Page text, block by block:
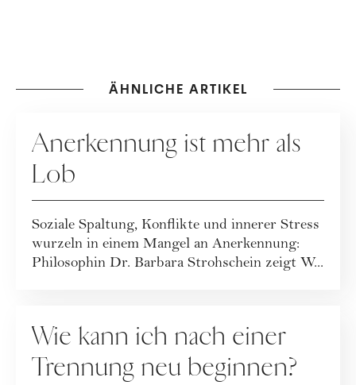
ÄHNLICHE ARTIKEL
Anerkennung ist mehr als
Lob
Soziale Spaltung, Konflikte und innerer Stress
wurzeln in einem Mangel an Anerkennung:
Philosophin Dr. Barbara Strohschein zeigt W...
Wie kann ich nach einer
Trennung neu beginnen?